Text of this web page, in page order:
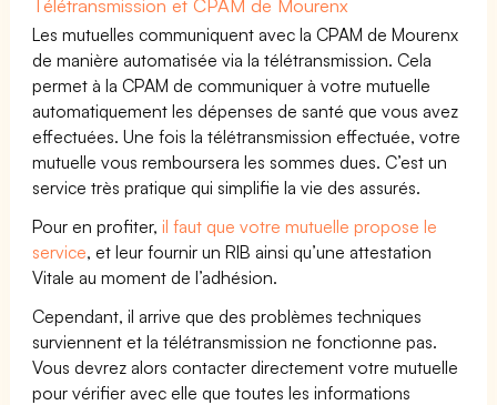
Télétransmission et CPAM de Mourenx
Les mutuelles communiquent avec la CPAM de Mourenx
de manière automatisée via la télétransmission. Cela
permet à la CPAM de communiquer à votre mutuelle
automatiquement les dépenses de santé que vous avez
effectuées. Une fois la télétransmission effectuée, votre
mutuelle vous remboursera les sommes dues. C’est un
service très pratique qui simplifie la vie des assurés.
Pour en profiter,il faut que votre mutuelle propose le
service, et leur fournir un RIB ainsi qu’une attestation
Vitale au moment de l’adhésion.
Cependant, il arrive que des problèmes techniques
surviennent et la télétransmission ne fonctionne pas.
Vous devrez alors contacter directement votre mutuelle
pour vérifier avec elle que toutes les informations